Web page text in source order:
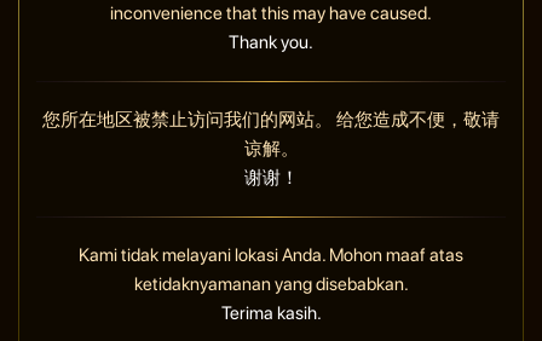
inconvenience that this may have caused.
Thank you.
您所在地区被禁止访问我们的网站。 给您造成不便，敬请
谅解。
谢谢！
Kami tidak melayani lokasi Anda. Mohon maaf atas
ketidaknyamanan yang disebabkan.
Terima kasih.